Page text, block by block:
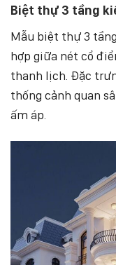
Biệt thự 3 tầng
Mẫu biệt thự 3
hợp giữa nét cổ
thanh lịch. Đặc
thống cảnh quan
ấm áp.